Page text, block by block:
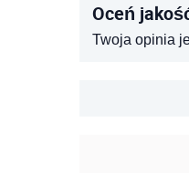
Oceń
Twoja opinia